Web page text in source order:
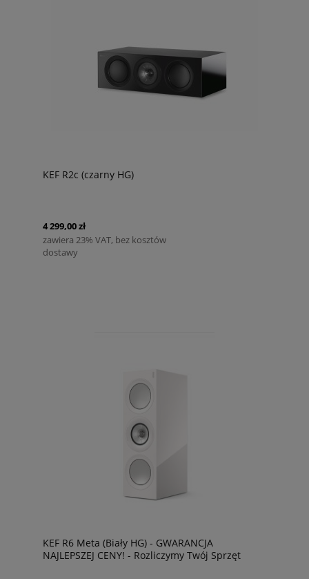
KEF R2c (czarny HG)
4 299,00 zł
zawiera 23% VAT, bez kosztów
dostawy
KEF R6 Meta (Biały HG) - GWARANCJA
NAJLEPSZEJ CENY! - Rozliczymy Twój Sprzęt